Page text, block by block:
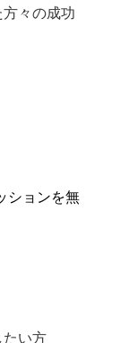
々の成功
ションを無
たい方